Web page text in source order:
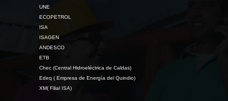
UNE
ECOPETROL
ISA
ISAGEN
ANDESCO
ETB
Chec (Central Hidroeléctrica de Caldas)
Edeq ( Empresa de Energía del Quindio)
XM( Filial ISA)